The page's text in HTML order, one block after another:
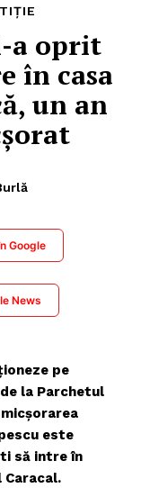
a oprit
în casa
un an
Google
News
pe
la Parchetul
este
să intre în
Caracal.